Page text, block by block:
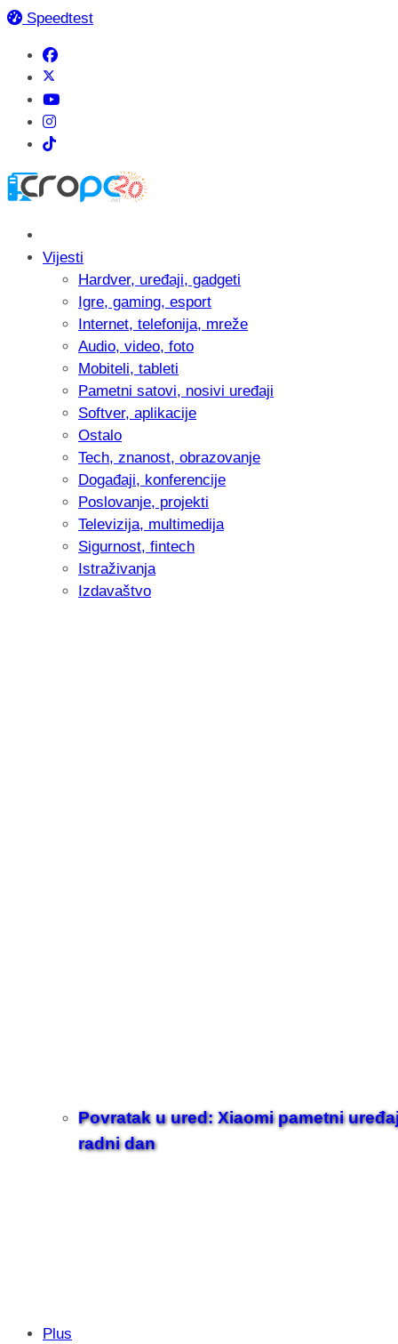
Speedtest
Vijesti
Hardver, uređaji, gadgeti
Igre, gaming, esport
Internet, telefonija, mreže
Audio, video, foto
Mobiteli, tableti
Pametni satovi, nosivi uređaji
Softver, aplikacije
Ostalo
Tech, znanost, obrazovanje
Događaji, konferencije
Poslovanje, projekti
Televizija, multimedija
Sigurnost, fintech
Istraživanja
Izdavaštvo
Povratak u ured: Xiaomi pametni
radni dan
Plus